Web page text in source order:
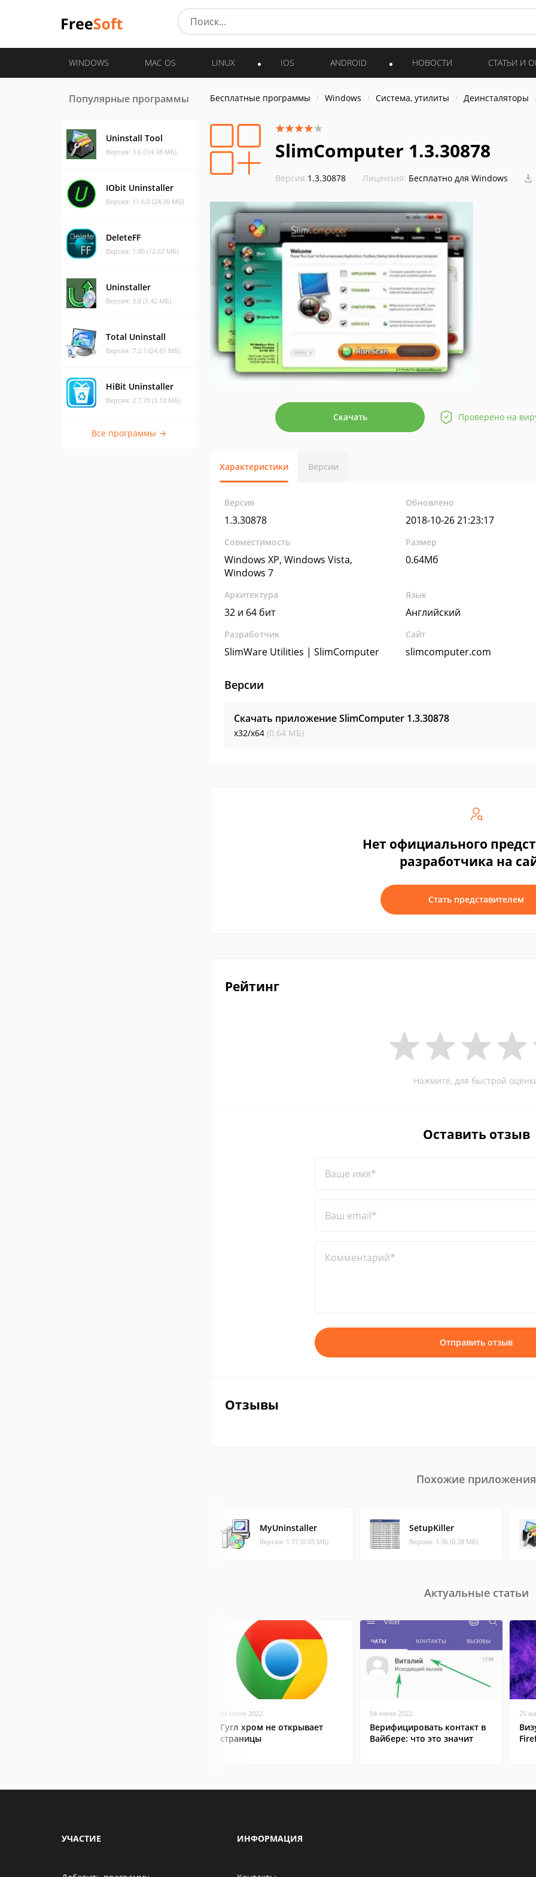
WINDOWS MAC OS LINUX IOS ANDROID НОВОСТИ СТАТЬИ И
Популярные программы
Uninstall Tool
Версия: 3.6.0 (4.98 МБ)
IObit Uninstaller
Версия: 11.6.0 (24.39 МБ)
DeleteFF
Версия: 1.00 (12.67 МБ)
Uninstaller
Версия: 3.0 (1.42 МБ)
Total Uninstall
Версия: 7.2.1 (24.61 МБ)
HiBit Uninstaller
Версия: 2.7.70 (3.13 МБ)
Все программы →
Бесплатные программы Windows Система, утилиты Деинсталяторы
SlimComputer 1.3.30878
Версия:1.3.30878 Лицензия: Бесплатно для Windows
Скачать Проверено на
Характеристики Версии
Версия
1.3.30878
Обновлено
2018-10-26 21:23:17
Совместимость
Windows XP, Windows Vista,
Windows 7
Размер
0.64Мб
Архитектура
32 и 64 бит
Язык
Английский
Разработчик
SlimWare Utilities | SlimComputer
Сайт
slimcomputer.com
Версии
Скачать приложение SlimComputer 1.3.30878
x32/x64 (0.64 МБ)
Нет официального
разработчика на
Стать представителем
Рейтинг
Нажмите, для быстрой
Оставить отзыв
Ваше имя*
Ваш email*
Комментарий*
Отправить отзыв
Отзывы
Похожие приложения
MyUninstaller
Версия: 1.77 (0.05 МБ)
SetupKiller
Версия: 1.36 (0.38 МБ)
Актуальные статьи
04 июня 2022
Гугл хром не открывает
страницы
04 июня 2022
Верифицировать контакт в
Вайбере: что это значит
25
УЧАСТИЕ ИНФОРМАЦИЯ